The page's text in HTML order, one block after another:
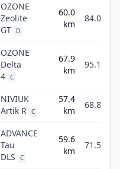
OZONE
Zeolite
GT
D
60.0
km
84.0
OZONE
Delta
4 C
67.9
km
95.1
NIVIUK
Artik R C
57.4
km
68.8
ADVANCE
Tau
DLS
C
59.6
km
71.5